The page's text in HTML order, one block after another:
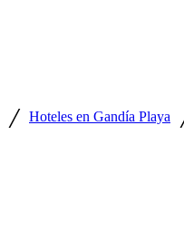
/ Hoteles en Gandía Playa